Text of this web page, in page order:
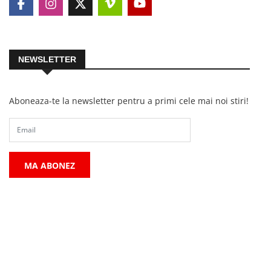
NEWSLETTER
Aboneaza-te la newsletter pentru a primi cele mai noi stiri!
MA ABONEZ